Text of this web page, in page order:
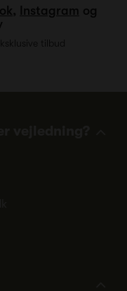
, Instagram og
tilbud